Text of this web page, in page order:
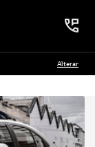
Alterar